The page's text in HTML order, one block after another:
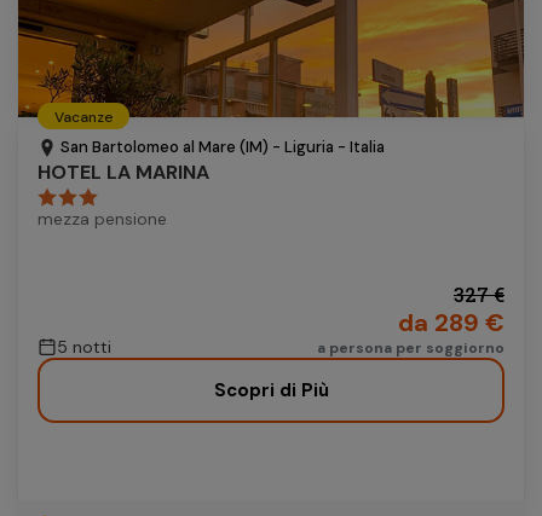
Vacanze
San Bartolomeo al Mare (IM) - Liguria - Italia
HOTEL LA MARINA
mezza pensione
5 notti
327 €
da 289 €
a persona per soggiorno
Scopri di Più